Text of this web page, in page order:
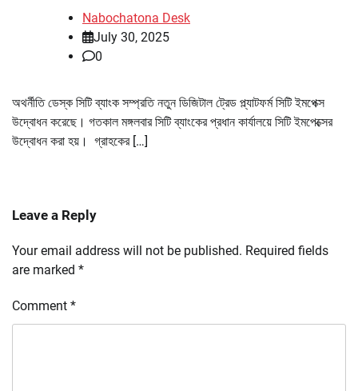
Nabochatona Desk
July 30, 2025
0
অথর্নীতি ডেস্ক সিটি ব্যাংক সম্প্রতি নতুন ডিজিটাল ট্রেড প্ল্যাটফর্ম সিটি ইমপেক্স
উদ্বোধন করেছে। গতকাল মঙ্গলবার সিটি ব্যাংকের প্রধান কার্যালয়ে সিটি ইমপেক্সের
উদ্বোধন করা হয়। গ্রাহকের […]
Leave a Reply
Your email address will not be published. Required fields
are marked *
Comment *